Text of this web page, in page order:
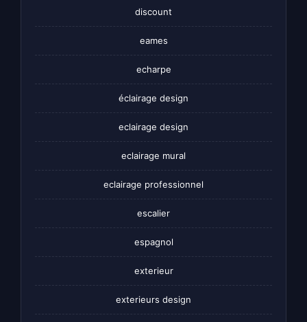
discount
eames
echarpe
éclairage design
eclairage design
eclairage mural
eclairage professionnel
escalier
espagnol
exterieur
exterieurs design